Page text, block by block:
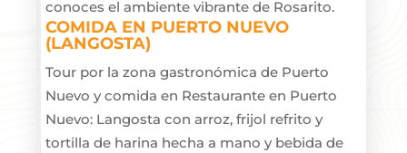
conoces el ambiente vibrante de Rosarito.
COMIDA EN PUERTO NUEVO
(LANGOSTA)
Tour por la zona gastronómica de Puerto
Nuevo y comida en Restaurante en Puerto
Nuevo: Langosta con arroz, frijol refrito y
tortilla de harina hecha a mano y bebida de